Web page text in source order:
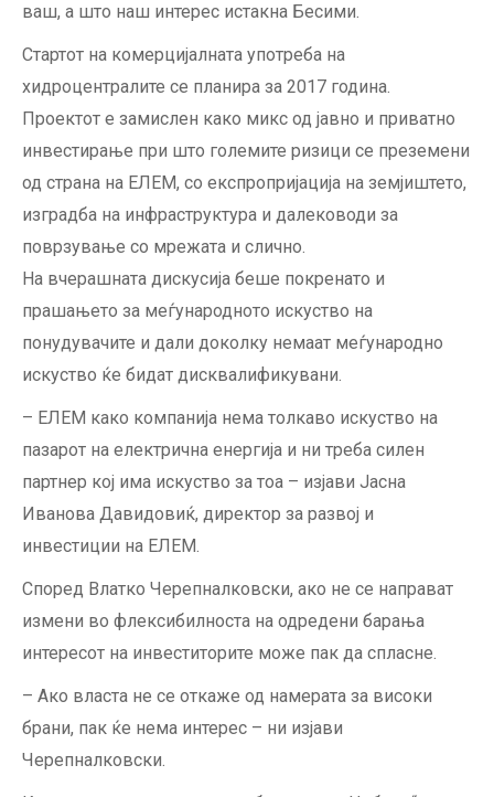
ваш, а што наш интерес истакна Бесими.
Стартот на комерцијалната употреба на
хидроцентралите се планира за 2017 година.
Проектот е замислен како микс од јавно и приватно
инвестирање при што големите ризици се преземени
од страна на ЕЛЕМ, со експропријација на земјиштето,
изградба на инфраструктура и далеководи за
поврзување со мрежата и слично.
На вчерашната дискусија беше покренато и
прашањето за меѓународното искуство на
понудувачите и дали доколку немаат меѓународно
искуство ќе бидат дисквалификувани.
– ЕЛЕМ како компанија нема толкаво искуство на
пазарот на електрична енергија и ни треба силен
партнер кој има искуство за тоа – изјави Јасна
Иванова Давидовиќ, директор за развој и
инвестиции на ЕЛЕМ.
Според Влатко Черепналковски, ако не се направат
измени во флексибилноста на одредени барања
интересот на инвеститорите може пак да спласне.
– Ако власта не се откаже од намерата за високи
брани, пак ќе нема интерес – ни изјави
Черепналковски.